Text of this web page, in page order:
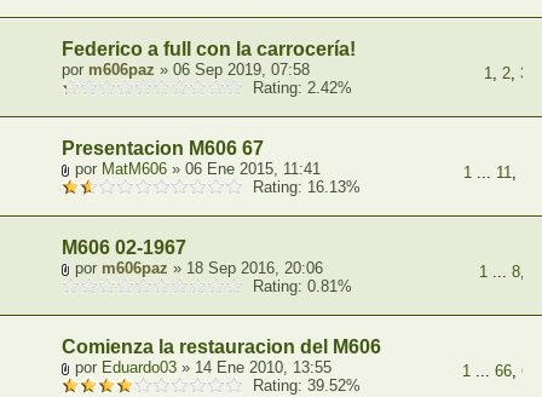
Federico a full con la carrocería!
1, 2, 3
por m606paz » 06 Sep 2019, 07:58
Rating: 2.42%
Presentacion M606 67
1 ... 11,
por MatM606 » 06 Ene 2015, 11:41
Rating: 16.13%
M606 02-1967
1 ... 8,
por m606paz » 18 Sep 2016, 20:06
Rating: 0.81%
Comienza la restauracion del M606
1 ... 66, 67
por Eduardo03 » 14 Ene 2010, 13:55
Rating: 39.52%